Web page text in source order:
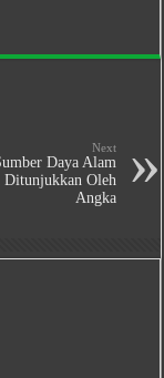
Next
Daya Alam
Ditunjukkan Oleh
Angka